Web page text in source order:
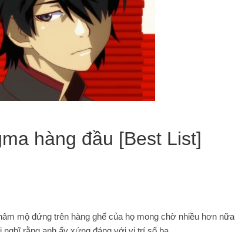
hàng đầu [Best List]
mộ đứng trên hàng ghế của họ mong chờ nhiều hơn nữa